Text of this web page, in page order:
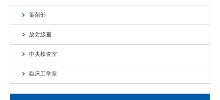
薬剤部
放射線室
中央検査室
臨床工学室